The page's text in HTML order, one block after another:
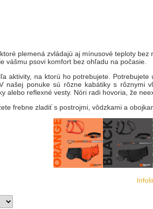
plemená zvládajú aj mínusové teploty
vášmu psovi komfort bez ohľadu na počasie.
aktivity, na ktorú ho potrebujete.
našej ponuke sú rôzne kabátiky s rôznymi
alebo reflexné vesty. Nóri radi hovoria, že
frebne zladiť s postrojmi, vôdzkami a